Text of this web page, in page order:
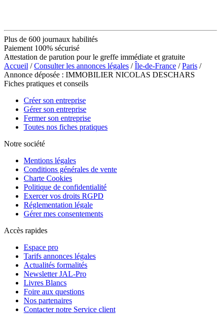
Plus de 600 journaux habilités
Paiement 100% sécurisé
Attestation de parution pour le greffe immédiate et gratuite
Accueil /Consulter les annonces légales /Île-de-France /Paris /
Annonce déposée : IMMOBILIER NICOLAS DESCHARS
Fiches pratiques et conseils
Créer son entreprise
Gérer son entreprise
Fermer son entreprise
Toutes nos fiches pratiques
Notre société
Mentions légales
Conditions générales de vente
Charte Cookies
Politique de confidentialité
Exercer vos droits RGPD
Réglementation légale
Gérer mes consentements
Accès rapides
Espace pro
Tarifs annonces légales
Actualités formalités
Newsletter JAL-Pro
Livres Blancs
Foire aux questions
Nos partenaires
Contacter notre Service client